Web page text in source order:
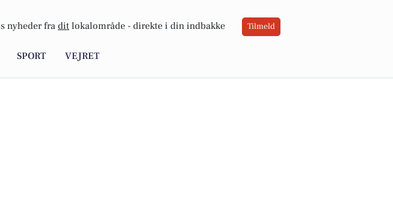
nyheder fra dit lokalområde - direkte i din indbakke Tilmeld
SPORT VEJRET